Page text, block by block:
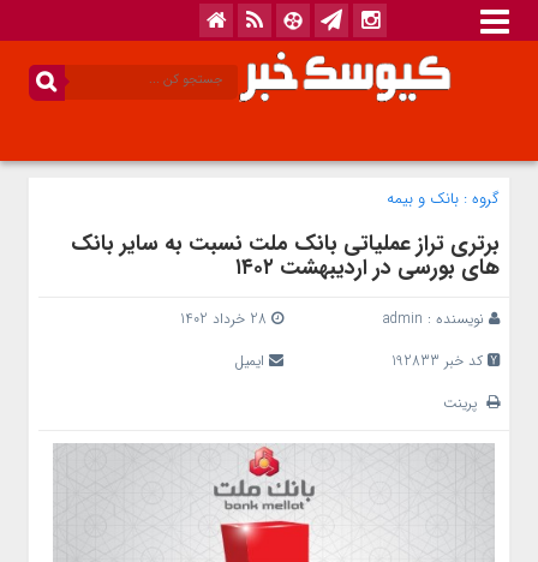
گروه : بانک‌ و بیمه
برتری تراز عملیاتی بانک ملت نسبت به سایر بانک
های بورسی در اردیبهشت ۱۴۰۲
نویسنده : admin
کد خبر 192833
ایمیل
پرینت